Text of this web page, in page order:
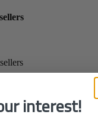
interest!